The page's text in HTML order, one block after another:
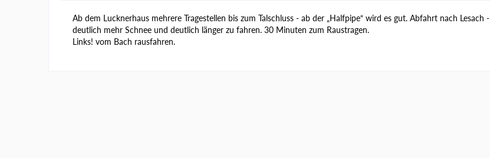
Ab dem Lucknerhaus mehrere Tragestellen bis zum Talschluss - ab der „Halfpipe“ wird es gut. Abfahrt nach Lesach -
deutlich mehr Schnee und deutlich länger zu fahren. 30 Minuten zum Raustragen.
Links! vom Bach rausfahren.